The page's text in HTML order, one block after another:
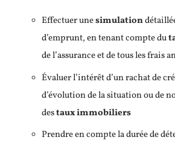
Effectuer unesimulation
d’emprunt, en tenant compte du
de l’assurance et de tous les frais
Évaluer l’intérêt d’un rachat de
d’évolution de la situation ou de
destaux immobiliers
Prendre en compte la durée de